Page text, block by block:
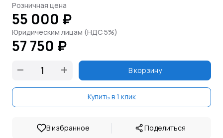
Розничная цена
55 000 ₽
Юридическим лицам (НДС 5%)
57 750 ₽
В корзину
Купить в 1 клик
В избранное | Поделиться